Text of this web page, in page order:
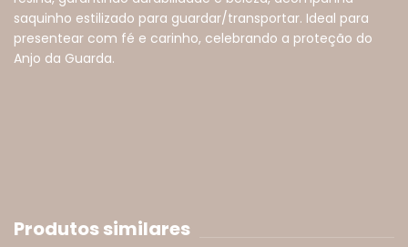
saquinho estilizado para guardar/transportar. Ideal para
presentear com fé e carinho, celebrando a proteção do
Anjo da Guarda.
Produtos similares